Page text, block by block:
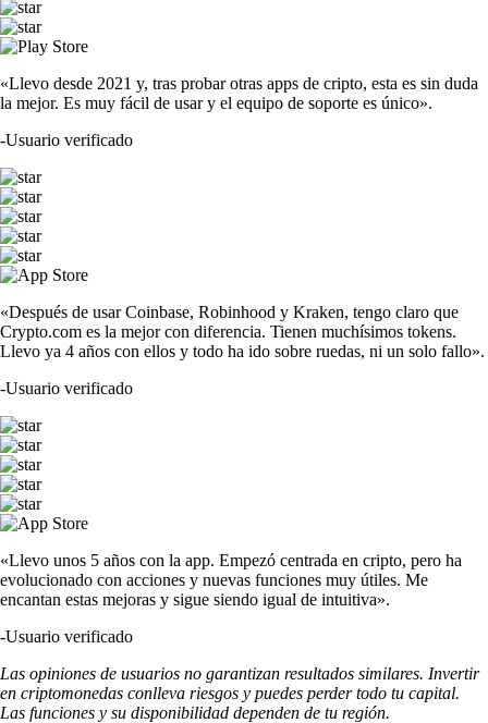
«Llevo desde 2021 y, tras probar otras apps de cripto, esta es sin duda
la mejor. Es muy fácil de usar y el equipo de soporte es único».
-Usuario verificado
«Después de usar Coinbase, Robinhood y Kraken, tengo claro que
Crypto.com es la mejor con diferencia. Tienen muchísimos tokens.
Llevo ya 4 años con ellos y todo ha ido sobre ruedas, ni un solo fallo».
-Usuario verificado
«Llevo unos 5 años con la app. Empezó centrada en cripto, pero ha
evolucionado con acciones y nuevas funciones muy útiles. Me
encantan estas mejoras y sigue siendo igual de intuitiva».
-Usuario verificado
Las opiniones de usuarios no garantizan resultados similares. Invertir
en criptomonedas conlleva riesgos y puedes perder todo tu capital.
Las funciones y su disponibilidad dependen de tu región.